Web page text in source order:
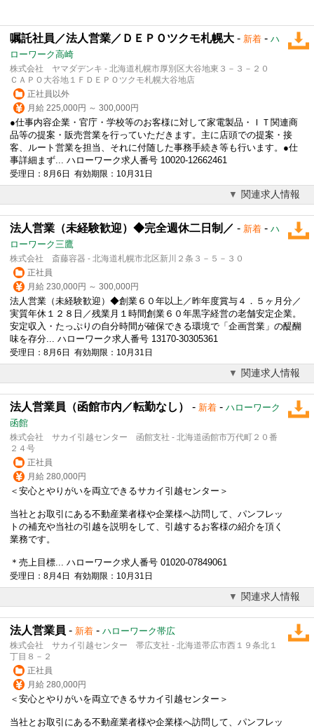
嘱託社員／法人営業／ＤＥＰＯツクモ札幌大 - 新着 - ハ
ローワーク高崎
株式会社 ヤマダデンキ - 北海道札幌市厚別区大谷地東３－３－２０
ＣＡＰＯ大谷地１ＦＤＥＰＯツクモ札幌大谷地店
正社員以外
月給 225,000円 ～ 300,000円
●仕事内容企業・官庁・学校等のお客様に対して家電製品・ＩＴ関連商
品等の提案・販売営業を行っていただきます。主に店頭での提案・接
客、ルート営業を担当、それに付随した事務手続き等も行います。●仕
事詳細まず... ハローワーク求人番号 10020-12662461
受理日：8月6日 有効期限：10月31日
関連求人情報
法人営業（未経験歓迎）◆完全週休二日制／ - 新着 - ハ
ローワーク三鷹
株式会社 斎藤容器 - 北海道札幌市北区新川２条３－５－３０
正社員
月給 230,000円 ～ 300,000円
法人営業 （未経験歓迎）◆創業６０年以上／昨年度賞与４．５ヶ月分／
実質年休１２８日／残業月１時間創業６０年黒字経営の老舗安定企業。
安定収入・たっぷりの自分時間が確保できる環境で「企画営業」の醍醐
味を存分... ハローワーク求人番号 13170-30305361
受理日：8月6日 有効期限：10月31日
関連求人情報
法人営業員（函館市内／転勤なし） - 新着 - ハローワーク
函館
株式会社 サカイ引越センター 函館支社 - 北海道函館市万代町２０番
２４号
正社員
月給 280,000円
＜安心とやりがいを両立できるサカイ引越センター＞
当社とお取引にある不動産業者様や企業様へ訪問して、パンフレッ
トの補充や当社の引越を説明をして、引越するお客様の紹介を頂く
業務です。
＊売上目標... ハローワーク求人番号 01020-07849061
受理日：8月4日 有効期限：10月31日
関連求人情報
法人営業員 - 新着 - ハローワーク帯広
株式会社 サカイ引越センター 帯広支社 - 北海道帯広市西１９条北１
丁目８－２
正社員
月給 280,000円
＜安心とやりがいを両立できるサカイ引越センター＞
当社とお取引にある不動産業者様や企業様へ訪問して、パンフレッ